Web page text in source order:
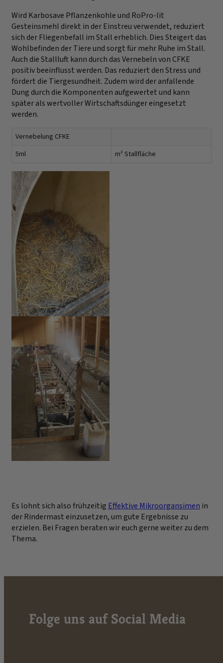
Wird Karbosave Pflanzenkohle und RoPro-lit
Gesteinsmehl direkt in der Einstreu verwendet, reduziert
sich der Fliegenbefall im Stall erheblich. Dies Steigert das
Wohlbefinden der Tiere und sorgt für mehr Ruhe im Stall.
Auch die Stallluft kann durch das Vernebeln von CFKE
positiv beeinflusst werden. Das reduziert den Stress und
fördert die Tiergesundheit. Zudem wird der anfallende
Dung durch die Komponenten aufgewertet und kann
später als wertvoller Wirtschaftsdünger eingesetzt
werden.
Vernebelung CFKE
5ml
m² Stallfläche
Es lohnt sich also frühzeitig Effektive Mikroorgansimen in
der Rindermast einzusetzen, um gute Ergebnisse zu
erzielen. Bei Fragen beraten wir euch gerne weiter zu dem
Thema.
Folge uns auf Social Media